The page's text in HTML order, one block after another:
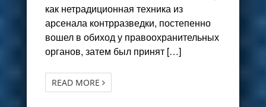
как нетрадиционная техника из
арсенала контрразведки, постепенно
вошел в обиход у правоохранительных
органов, затем был принят […]
READ MORE